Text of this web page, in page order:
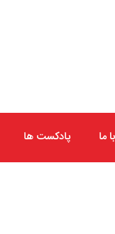
ما پادکست ها